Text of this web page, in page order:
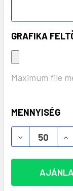
GRAFIKA
Maximum file
KÉSZLET:
MENNYISÉG
CREACUP